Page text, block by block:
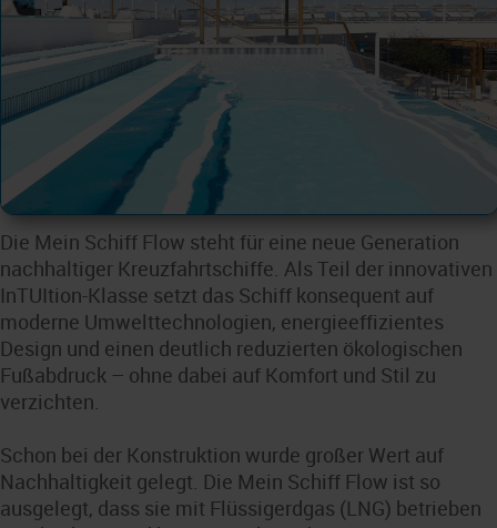
Die Mein Schiff Flow steht für eine neue Generation
nachhaltiger Kreuzfahrtschiffe. Als Teil der innovativen
InTUItion-Klasse setzt das Schiff konsequent auf
moderne Umwelttechnologien, energieeffizientes
Design und einen deutlich reduzierten ökologischen
Fußabdruck – ohne dabei auf Komfort und Stil zu
verzichten.
Schon bei der Konstruktion wurde großer Wert auf
Nachhaltigkeit gelegt. Die Mein Schiff Flow ist so
ausgelegt, dass sie mit Flüssigerdgas (LNG) betrieben